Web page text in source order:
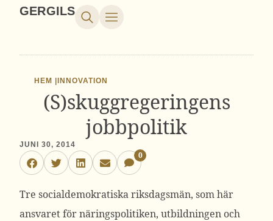
GERGILS
HEM | INNOVATION
(S)skuggregeringens
jobbpolitik
JUNI 30, 2014
0
Tre socialdemokratiska riksdagsmän, som här
ansvaret för näringspolitiken, utbildningen och